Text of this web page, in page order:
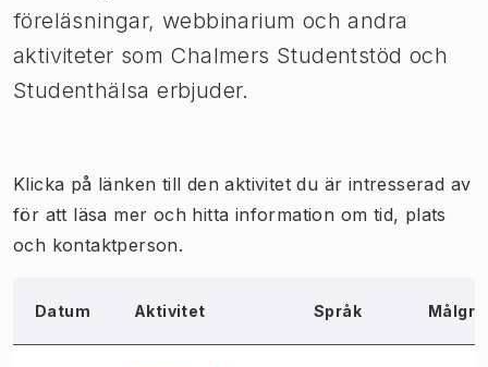
föreläsningar, webbinarium och andra
aktiviteter som Chalmers Studentstöd och
Studenthälsa erbjuder.
Klicka på länken till den aktivitet du är intresserad av
för att läsa mer och hitta information om tid, plats
och kontaktperson.
Datum Aktivitet Språk